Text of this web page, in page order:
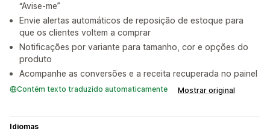
“Avise-me”
Envie alertas automáticos de reposição de estoque para
que os clientes voltem a comprar
Notificações por variante para tamanho, cor e opções do
produto
Acompanhe as conversões e a receita recuperada no painel
Contém texto traduzido automaticamente Mostrar original
Idiomas